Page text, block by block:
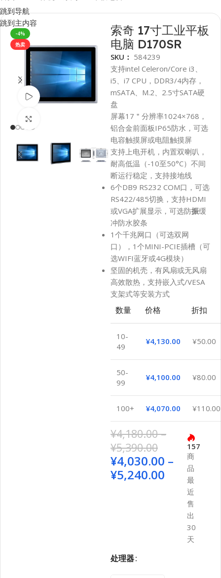
跳到导航
跳到主内容
-4%
热卖
观看视频
索奇 17寸工业平板
电脑 D170SR
SKU： 584239
支持intel Celeron/Core i3、
i5、i7 CPU，DDR3/4内存，
mSATA、M.2、2.5寸SATA硬
盘
屏幕17＂分辨率1024×768，
铝合金前面板IP65防水，可选
电容触摸屏或电阻触摸屏
支持上电开机，内置双喇叭，
耐高低温（-10至50°C）不间
断运行稳定，支持接地线
6个DB9 RS232 COM口，可选
RS422/485切换，支持HDMI
或VGA扩展显示，可选防振缓
冲防水胶条
1个千兆网口（可选双网
口），1个MINI-PCIE插槽（可
选WIFI蓝牙或4G模块）
坚固的机壳，有风扇或无风扇
高效散热，支持嵌入式/VESA
支架式等安装方式
数量
价格 折扣
10-
49
¥4,130.00 ¥50.00
50-
99
¥4,100.00 ¥80.00
100+ ¥4,070.00 ¥110.00
¥4,180.00 –
¥5,390.00
¥4,030.00 –
¥5,240.00
157
商
品
最
近
售
出
30
天
处理器